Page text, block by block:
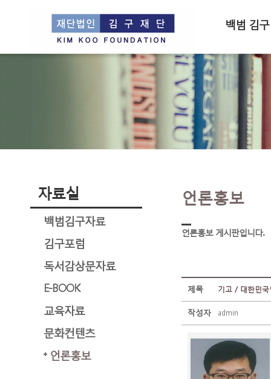
백범 김구
자료실
백범김구자료
김구포럼
독서감상문자료
E-BOOK
교육자료
문화컨텐츠
언론홍보
언론홍보
언론홍보 게시판입니다.
제목 기고 / 대한민
작성자 admin